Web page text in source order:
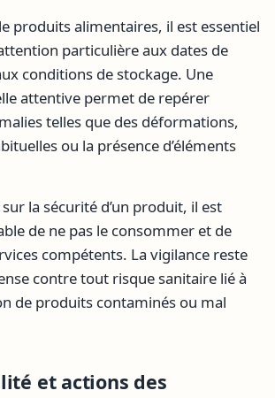
produits alimentaires, il est essentiel
particulière aux dates de
conditions de stockage. Une
attentive permet de repérer
telles que des déformations,
ou la présence d’éléments
la sécurité d’un produit, il est
de ne pas le consommer et de
compétents. La vigilance reste
contre tout risque sanitaire lié à
de produits contaminés ou mal
et actions des